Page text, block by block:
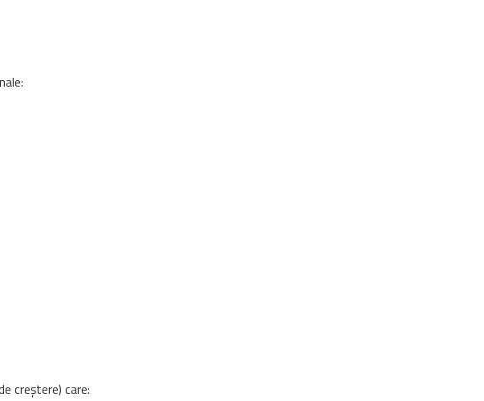
creștere) care: